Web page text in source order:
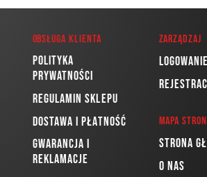
Obsługa klienta
Polityka
prywatności
Regulamin sklepu
Dostawa i płatność
Gwarancja i
reklamacje
Zarządzaj
Logowanie
Mapa
Strona
O nas